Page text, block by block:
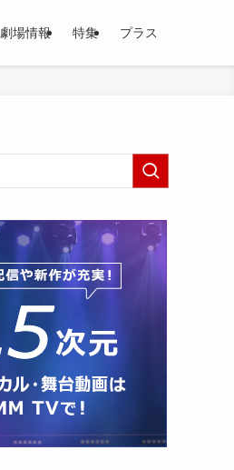
劇場情報 特集 プラス